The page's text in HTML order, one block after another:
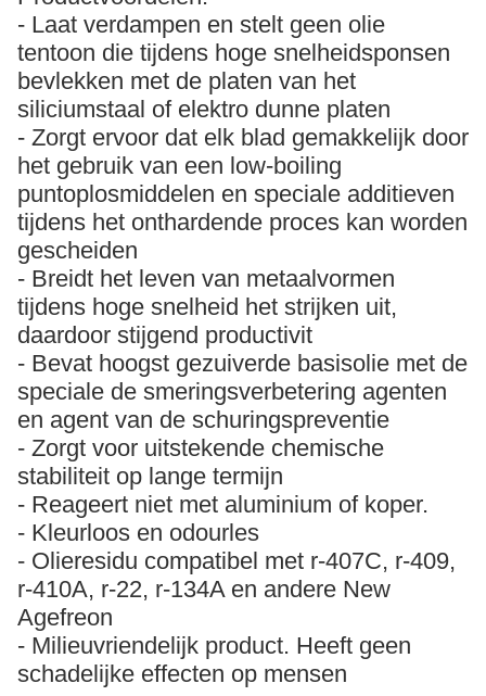
- Laat verdampen en stelt geen olie
tentoon die tijdens hoge snelheidsponsen
bevlekken met de platen van het
siliciumstaal of elektro dunne platen
- Zorgt ervoor dat elk blad gemakkelijk door
het gebruik van een low-boiling
puntoplosmiddelen en speciale additieven
tijdens het onthardende proces kan worden
gescheiden
- Breidt het leven van metaalvormen
tijdens hoge snelheid het strijken uit,
daardoor stijgend productivit
- Bevat hoogst gezuiverde basisolie met de
speciale de smeringsverbetering agenten
en agent van de schuringspreventie
- Zorgt voor uitstekende chemische
stabiliteit op lange termijn
- Reageert niet met aluminium of koper.
- Kleurloos en odourles
- Olieresidu compatibel met r-407C, r-409,
r-410A, r-22, r-134A en andere New
Agefreon
- Milieuvriendelijk product. Heeft geen
schadelijke effecten op mensen